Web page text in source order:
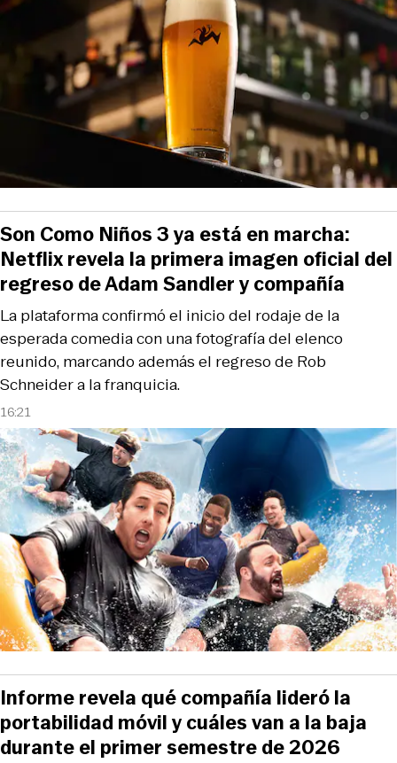
16:21
La plataforma confirmó el inicio del rodaje de la
esperada comedia con una fotografía del elenco
reunido, marcando además el regreso de Rob
Schneider a la franquicia.
Son Como Niños 3 ya está en marcha:
Netflix revela la primera imagen oficial del
regreso de Adam Sandler y compañía
Informe revela qué compañía lideró la
portabilidad móvil y cuáles van a la baja
durante el primer semestre de 2026